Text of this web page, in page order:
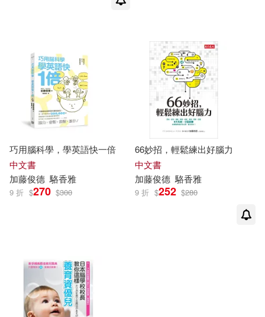
巧用腦科學，學英語快一倍
中文書
加藤俊德 駱香雅
9 折 $270 $300
66妙招，輕鬆練出好腦力
中文書
加藤俊德 駱香雅
9 折 $252 $280